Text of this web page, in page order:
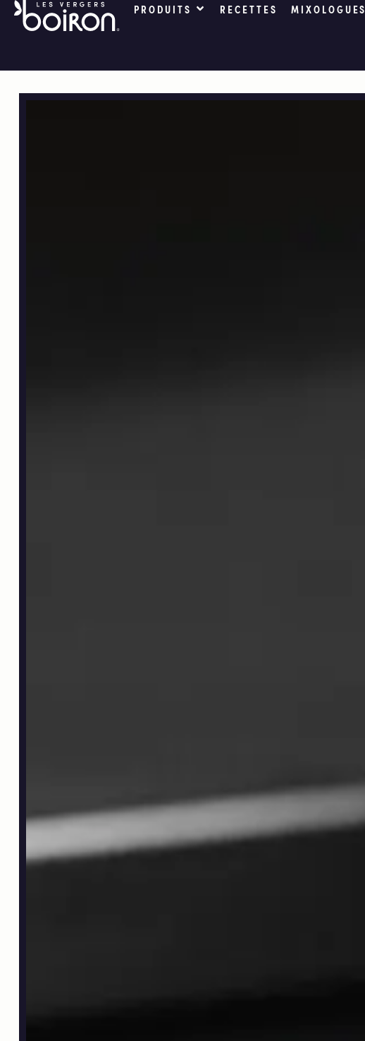
PRODUITS RECETTES MIXOLOGUES